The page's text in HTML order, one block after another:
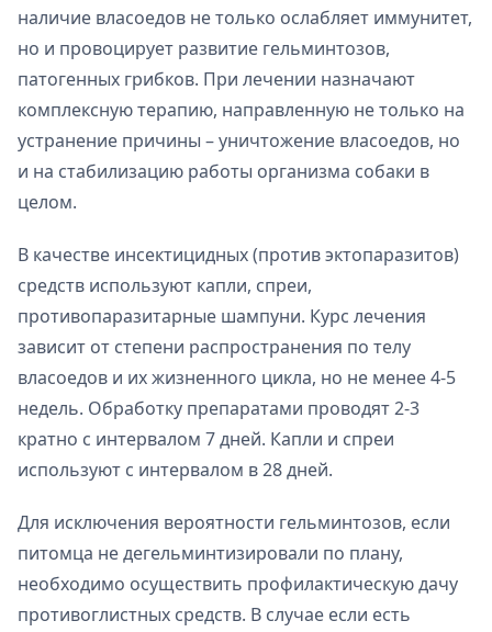
наличие власоедов не только ослабляет иммунитет,
но и провоцирует развитие гельминтозов,
патогенных грибков. При лечении назначают
комплексную терапию, направленную не только на
устранение причины – уничтожение власоедов, но
и на стабилизацию работы организма собаки в
целом.
В качестве инсектицидных (против эктопаразитов)
средств используют капли, спреи,
противопаразитарные шампуни. Курс лечения
зависит от степени распространения по телу
власоедов и их жизненного цикла, но не менее 4-5
недель. Обработку препаратами проводят 2-3
кратно с интервалом 7 дней. Капли и спреи
используют с интервалом в 28 дней.
Для исключения вероятности гельминтозов, если
питомца не дегельминтизировали по плану,
необходимо осуществить профилактическую дачу
противоглистных средств. В случае если есть